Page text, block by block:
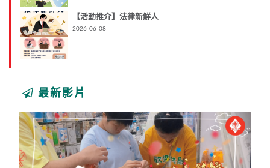
【活動推介】法律新鮮人
2026-06-08
最新影片